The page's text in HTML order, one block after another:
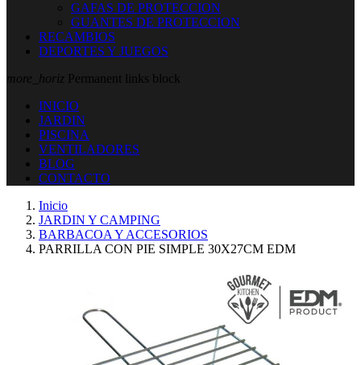
GAFAS DE PROTECCION
GUANTES DE PROTECCION
RECAMBIOS
DEPORTES Y JUEGOS
more_horiz Permanent links block
INICIO
JARDIN
PISCINA
VENTILADORES
BLOG
CONTACTO
Inicio
JARDIN Y CAMPING
BARBACOA Y ACCESORIOS
PARRILLA CON PIE SIMPLE 30X27CM EDM